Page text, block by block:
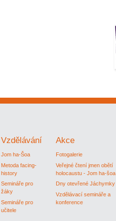
Vzdělávání
Jom ha-Šoa
Metoda facing-
history
Semináře pro
žáky
Semináře pro
učitele
Akce
Fotogalerie
Veřejné čtení jmen obětí
holocaustu - Jom ha-šoa
Dny otevřené Jáchymky
Vzdělávací semináře a
konference